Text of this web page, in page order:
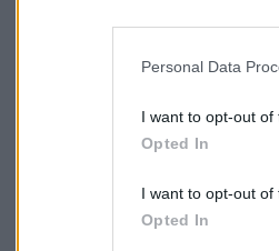
Personal Data
I want to opt-out of
Opted In
I want to opt-out of
Opted In